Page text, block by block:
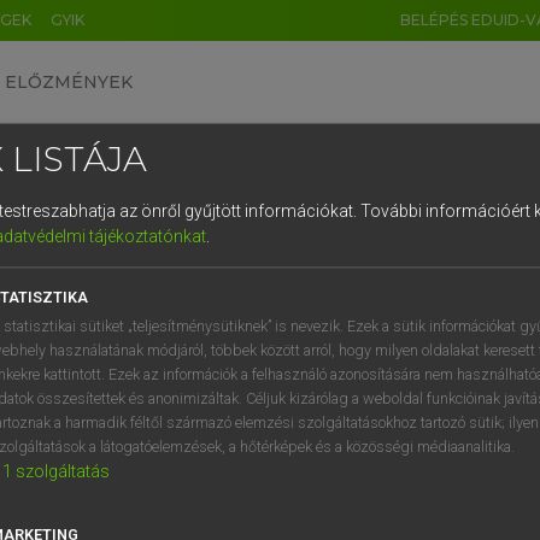
GYIK BELÉPÉS EDUID-
ELŐZMÉNYEK
angol szótár
fn
szolárium
napozó (terasz)
keresése szótárainkban
LISTÁJA
az önről gyűjtött információkat. További információért
tájékoztatónkat.
statisztikai sütiket „teljesítménysütiknek” is nevezik. Ezek a sütik információkat
használatának módjáról, többek között arról, hogy milyen oldalakat keresett
kattintott. Ezek az információk a felhasználó azonosítására nem
összesítettek és anonimizáltak. Céljuk kizárólag a weboldal funkcióinak
a harmadik féltől származó elemzési szolgáltatásokhoz tartozó sütik;
a látogatóelemzések, a hőtérképek és a közösségi médiaanalitika.
1 szolgáltatás
DE CN FR ES IT NL
1 2 3 4 5 6 7 8 9
q w e r t z u i
a s d f g h j k l é
í y x c v b n m , .